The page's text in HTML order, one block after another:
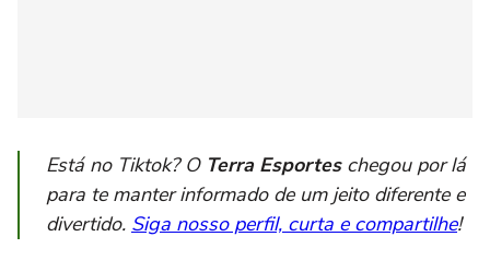
Está no Tiktok? O Terra Esporteschegou por lá
para te manter informado de um jeito diferente e
divertido. Siga nosso perfil, curta e compartilhe!